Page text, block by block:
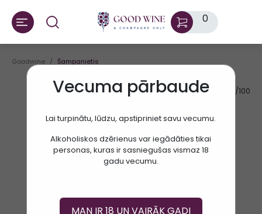
0
Vecuma pārbaude
Lai turpinātu, lūdzu, apstipriniet savu vecumu.
Alkoholiskos dzērienus var iegādāties tikai
personas, kuras ir sasniegušas vismaz 18
gadu vecumu.
MAN IR 18 UN VAIRĀK GADI
Goodwine Šampanietis
AV.RATE: 93/100